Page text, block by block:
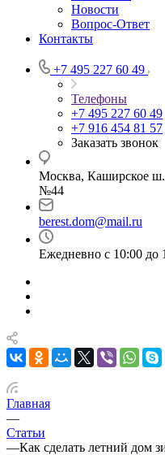
Новости
Вопрос-Ответ
Контакты
+7 495 227 60 49
Телефоны
+7 495 227 60 49
+7 916 454 81 57
Заказать звонок
Москва, Каширское
№44
berest.dom@mail.ru
Ежедневно с 10:00 до
Главная
—
Статьи
—Как сделать летний дом